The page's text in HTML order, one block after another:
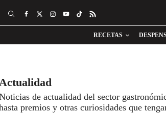
RECETAS
de actualidad del sector
premios y otras curiosidades que